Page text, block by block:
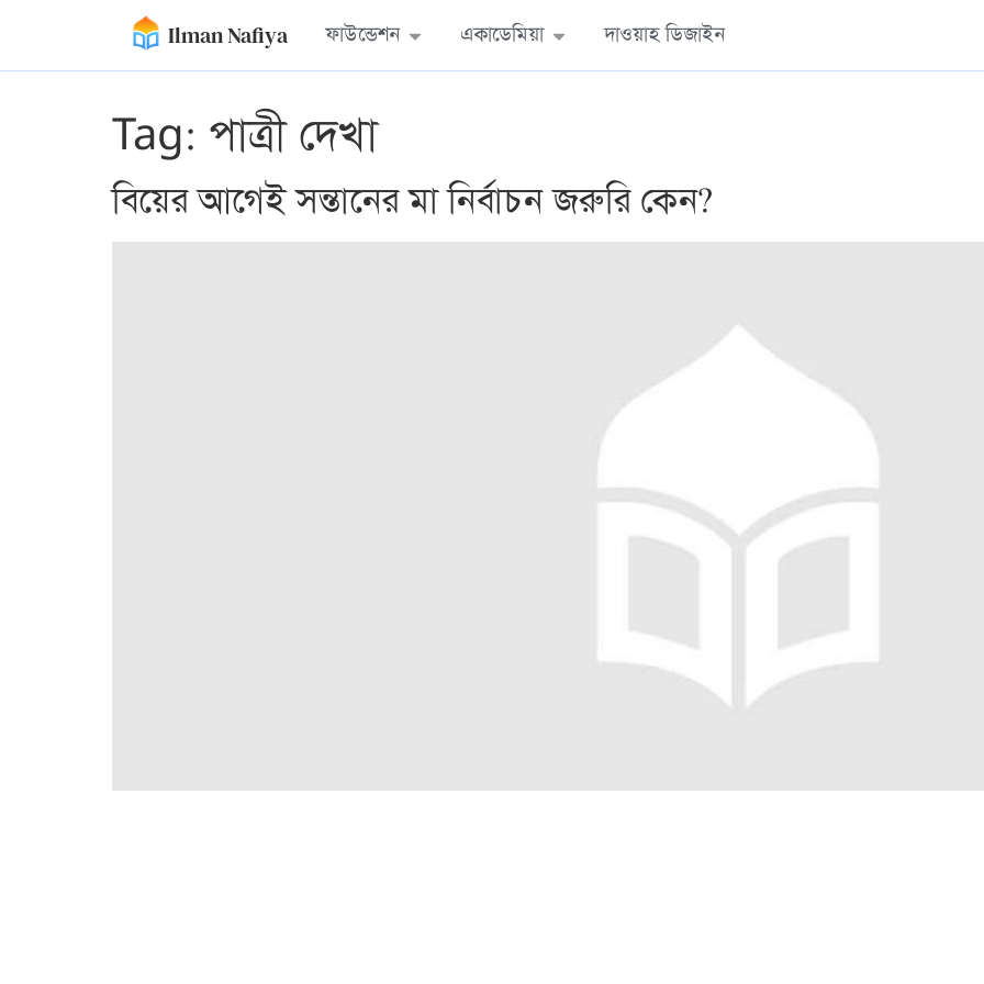
Ilman Nafiya ফাউন্ডেশন একাডেমিয়া দাওয়াহ ডিজাইন
Tag: পাত্রী দেখা
বিয়ের আগেই সন্তানের মা নির্বাচন জরুরি কেন?